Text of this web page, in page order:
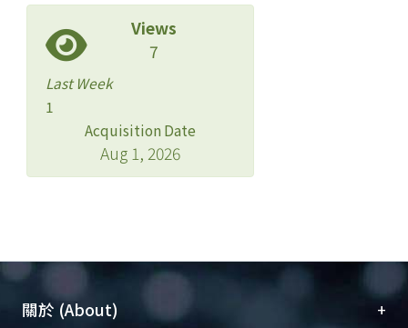
Views
7
Last Week
1
Acquisition Date
Aug 1, 2026
關於 (About) +